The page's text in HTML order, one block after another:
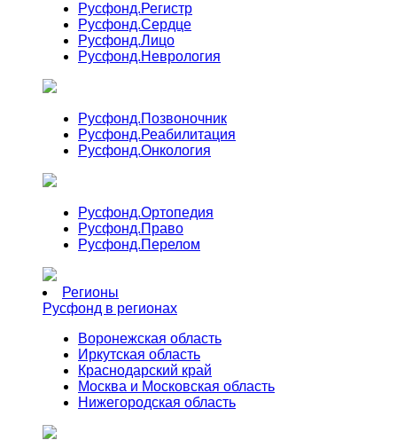
Русфонд.Регистр
Русфонд.Сердце
Русфонд.Лицо
Русфонд.Неврология
Русфонд.Позвоночник
Русфонд.Реабилитация
Русфонд.Онкология
Русфонд.Ортопедия
Русфонд.Право
Русфонд.Перелом
Регионы
Русфонд в регионах
Воронежская область
Иркутская область
Краснодарский край
Москва и Московская область
Нижегородская область